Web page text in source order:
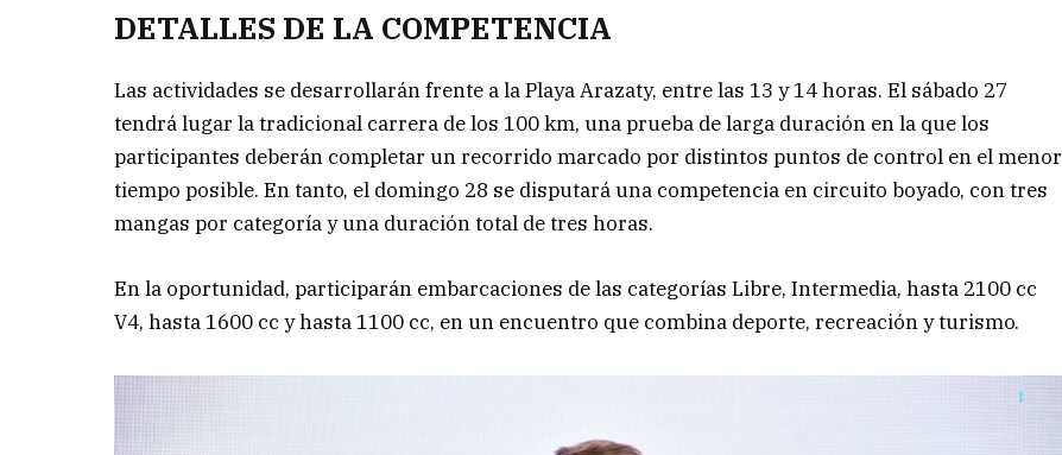
DETALLES DE LA COMPETENCIA
Las actividades se desarrollarán frente a la Playa Arazaty, entre las 13 y 14 horas. El sábado 27
tendrá lugar la tradicional carrera de los 100 km, una prueba de larga duración en la que los
participantes deberán completar un recorrido marcado por distintos puntos de control en el menor
tiempo posible. En tanto, el domingo 28 se disputará una competencia en circuito boyado, con tres
mangas por categoría y una duración total de tres horas.
En la oportunidad, participarán embarcaciones de las categorías Libre, Intermedia, hasta 2100 cc
V4, hasta 1600 cc y hasta 1100 cc, en un encuentro que combina deporte, recreación y turismo.